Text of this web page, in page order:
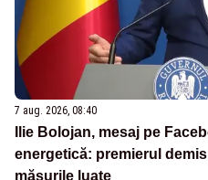
7 aug. 2026, 08:40
Ilie Bolojan, mesaj pe
energetică: premierul
măsurile luate